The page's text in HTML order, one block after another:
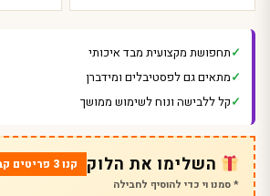
תחפושת מקצועית מבד איכותי
מתאים גם לפסטיבלים ומידברן
קל ללבישה ונוח לשימוש ממושך
השלימו את הלוק קנו 3 פריטים קבלו 10% הנחה!
* סמנו וי כדי להוסיף לחבילה